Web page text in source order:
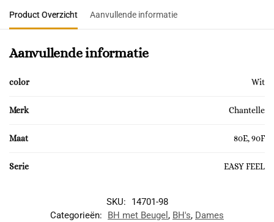
Product Overzicht Aanvullende informatie
Aanvullende informatie
color Wit
Merk Chantelle
Maat 80E, 90F
Serie EASY FEEL
SKU:
14701-98
Categorieën:
BH met Beugel , BH's, Dames